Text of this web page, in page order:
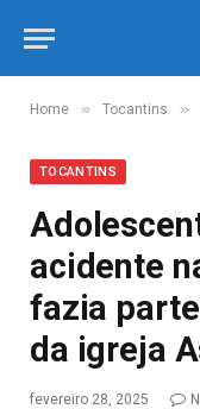
Home » Tocantins »
TOCANTINS
acidente
fazia
da igreja
fevereiro 28, 2025